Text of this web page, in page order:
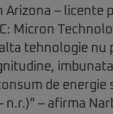
Arizona – licente
Micron
tehnologie nu
de energie
n.r.)" – afirma